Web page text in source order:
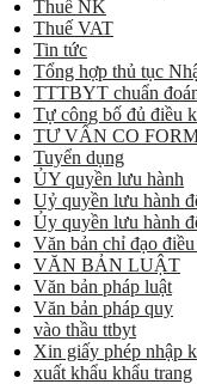
Thuế NK
Thuế VAT
Tin tức
Tổng hợp thủ tục
TTTBYT chuẩn
Tự công bố đủ điều
TƯ VẤN CO
Tuyển dụng
ỦY quyền lưu hành
Uỷ quyền lưu hành
Ủy quyền lưu hành
Văn bản chỉ đạo điều
VĂN BẢN LUẬT
Văn bản pháp luật
Văn bản pháp quy
vào thầu ttbyt
Xin giấy phép nhập
xuất khẩu khẩu trang